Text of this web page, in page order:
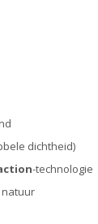
dichtheid)
-technologie